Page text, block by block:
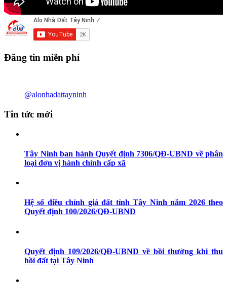
Đăng tin miễn phí
@alonhadattayninh
Tin tức mới
Tây Ninh ban hành Quyết định 7306/QĐ-UBND về phân
loại đơn vị hành chính cấp xã
Hệ số điều chỉnh giá đất tỉnh Tây Ninh năm 2026 theo
Quyết định 100/2026/QĐ-UBND
Quyết định 109/2026/QĐ-UBND về bồi thường khi thu
hồi đất tại Tây Ninh